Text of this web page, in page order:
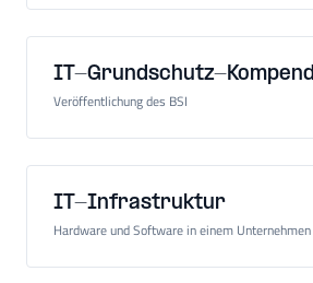
IT-Grundschutz-
Veröffentlichung des BSI
IT-Infrastruktur
Hardware und Software in einem Unternehmen